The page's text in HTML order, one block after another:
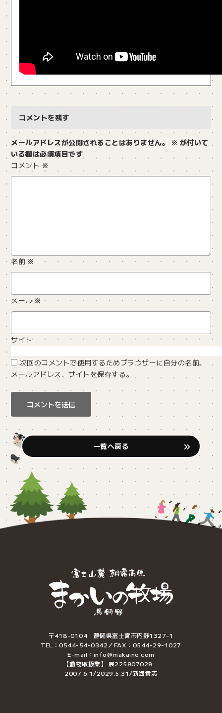
コメントを残す
メールアドレスが公開されることはありません。 ※ が付いて
いる欄は必須項目です
コメント ※
名前 ※
メール※
サイト
次回のコメントで使用するためブラウザーに自分の名前、
メールアドレス、サイトを保存する。
一覧へ戻る
〒418-0104 静岡県富士宮市内野1327-1
TEL：0544-54-0342／FAX：0544-29-1027
E-mail：info@makaino.com
【動物取扱業】 展225807028
2007.6.1/2029.5.31/新海貴志